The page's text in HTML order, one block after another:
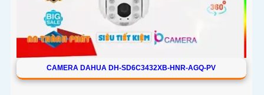
CAMERA DAHUA DH-SD6C3432XB-HNR-AGQ-PV